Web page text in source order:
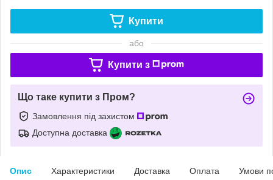
Купити
або
Купити з
Що таке купити з Пром?
Замовлення під захистом
Доступна доставка
Опис Характеристики Доставка Оплата Умови